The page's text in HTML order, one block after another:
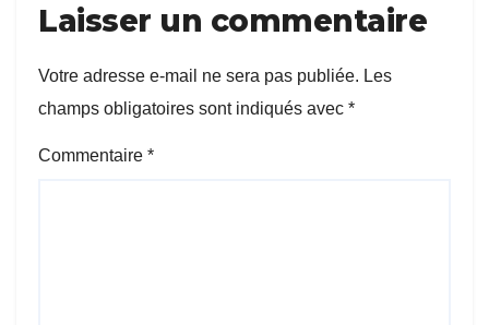
Laisser un commentaire
Votre adresse e-mail ne sera pas publiée. Les
champs obligatoires sont indiqués avec *
Commentaire *